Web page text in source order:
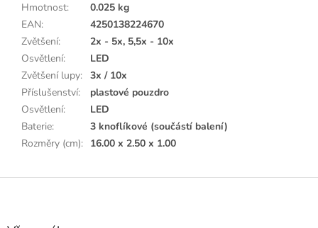
Hmotnost:
0.025 kg
EAN:
4250138224670
Zvětšení:
2x - 5x, 5,5x - 10x
Osvětlení:
LED
Zvětšení lupy: 3x / 10x
Příslušenství:
plastové pouzdro
Osvětlení:
LED
Baterie:
3 knoflíkové (součástí balení)
Rozměry (cm): 16.00 x 2.50 x 1.00
Z